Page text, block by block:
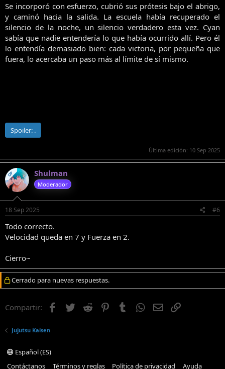
Se incorporó con esfuerzo, cubrió sus prótesis bajo el abrigo,
y caminó hacia la salida. La escuela había recuperado el
silencio de la noche, un silencio verdadero esta vez. Cyan
sabía que nadie entendería lo que había ocurrido allí. Pero él
lo entendía demasiado bien: cada victoria, por pequeña que
fuera, lo acercaba un paso más al límite de sí mismo.​
Spoiler: .
Última edición: 10 Sep 2025
OP Shulman
Moderador
18 Sep 2025 #6
Todo correcto.
Velocidad queda en 7 y Fuerza en 2.
Cierro~
Cerrado para nuevas respuestas.
Compartir: Facebook
TwitterReddit PinterestTumblrWhatsApp
EmailEnlace
Jujutsu Kaisen
Español (ES)
Contáctanos
Términos y reglas Política de privacidad Ayuda